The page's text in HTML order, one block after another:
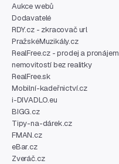
Aukce webů
Dodavatelé
RDY.cz - zkracovač url
PražskéMuzikály.cz
RealFree.cz - prodej a pronájem
nemovitostí bez realitky
RealFree.sk
Mobilní-kadeřnictví.cz
i-DIVADLO.eu
BIGG.cz
Tipy-na-dárek.cz
FMAN.cz
eBar.cz
Zveráč.cz